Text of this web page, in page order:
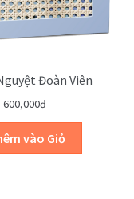
Đoàn Viên
600,000đ